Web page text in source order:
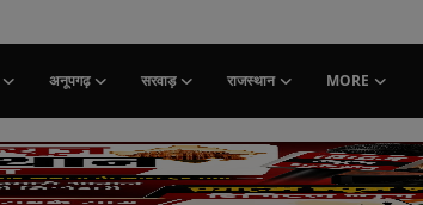
अनूपगढ़ सरवाड़ राजस्थान MORE